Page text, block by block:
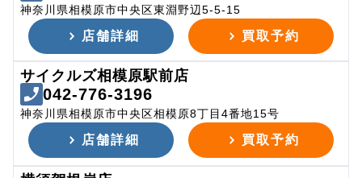
神奈川県相模原市中央区東淵野辺5-5-15
店舗詳細 買取予約
サイクルズ相模原駅前店
042-776-3196
神奈川県相模原市中央区相模原8丁目4番地15号
店舗詳細 買取予約